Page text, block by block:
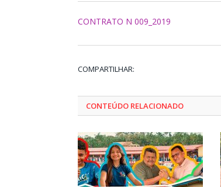
CONTRATO N 009_2019
COMPARTILHAR:
CONTEÚDO RELACIONADO